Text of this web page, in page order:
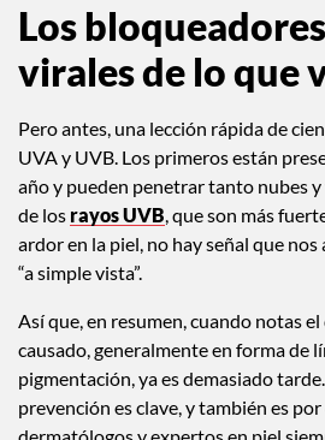
Los
virales de lo que
Pero antes, una lección rápida de
UVA y UVB. Los primeros están
año y pueden penetrar tanto nubes
de los rayos UVB , que son más
ardor en la piel, no hay señal que
“a simple vista”.
Así que, en resumen, cuando notas
causado, generalmente en forma de
pigmentación, ya es demasiado
prevención es clave, y también es